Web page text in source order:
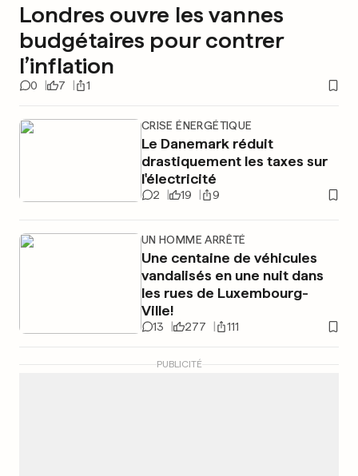
Londres ouvre les vannes
budgétaires pour contrer
l’inflation
0 7 1
CRISE ÉNERGÉTIQUE
Le Danemark réduit
drastiquement les taxes sur
l'électricité
2 19 9
UN HOMME ARRÊTÉ
Une centaine de véhicules
vandalisés en une nuit dans
les rues de Luxembourg-
Ville!
13 277 111
PUBLICITÉ